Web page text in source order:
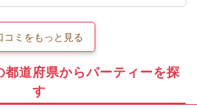
コミをもっと見る
都道府県からパーティーを探
す